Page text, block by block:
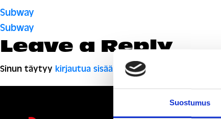
Suostumus
Artikkelien
selaus
Subway
Subway
Leave a Reply
Sinun täytyy kirjautua sisään kommentoidaksesi.